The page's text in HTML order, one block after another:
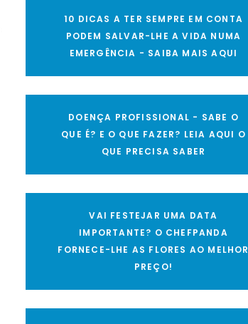
10 DICAS A TER SEMPRE EM CONTA
PODEM SALVAR-LHE A VIDA NUMA
EMERGÊNCIA - SAIBA MAIS AQUI
DOENÇA PROFISSIONAL - SABE O
QUE É? E O QUE FAZER? LEIA AQUI O
QUE PRECISA SABER
VAI FESTEJAR UMA DATA
IMPORTANTE? O CHEFPANDA
FORNECE-LHE AS FLORES AO MELHOR
PREÇO!